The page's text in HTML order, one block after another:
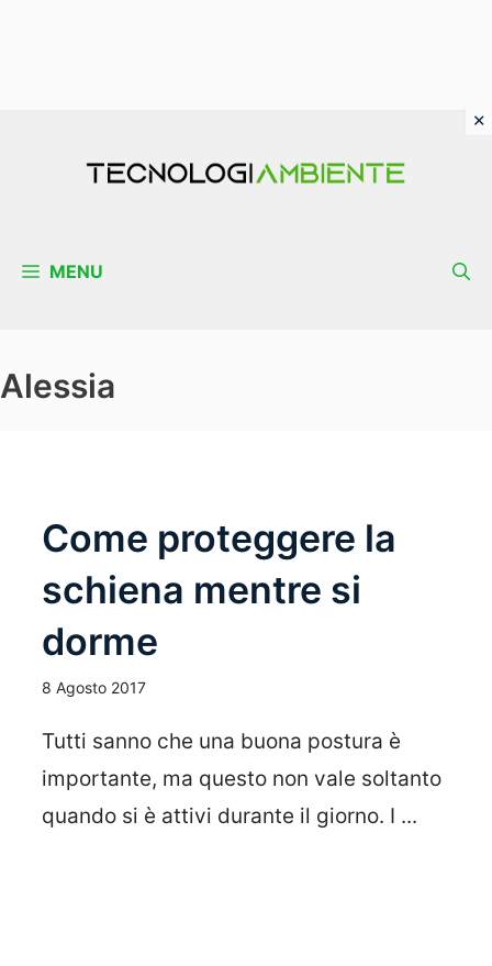
MENU
Alessia
Come proteggere la
schiena mentre si
dorme
8 Agosto 2017
Tutti sanno che una buona postura è
importante, ma questo non vale soltanto
quando si è attivi durante il giorno. I ...